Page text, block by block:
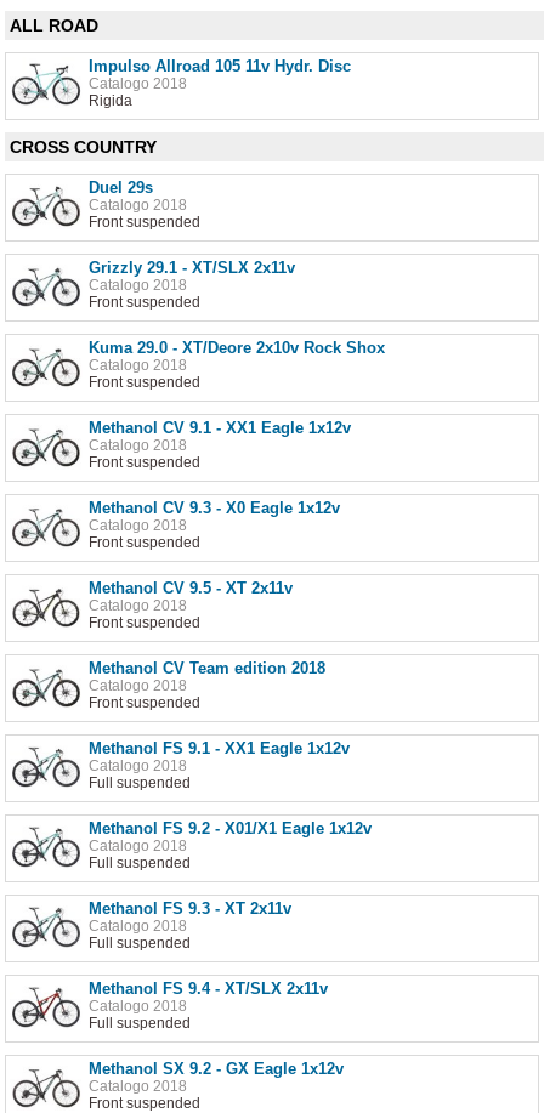
ALL ROAD
Impulso Allroad 105 11v Hydr. Disc
Catalogo 2018
Rigida
CROSS COUNTRY
Duel 29s
Catalogo 2018
Front suspended
Grizzly 29.1 - XT/SLX 2x11v
Catalogo 2018
Front suspended
Kuma 29.0 - XT/Deore 2x10v Rock Shox
Catalogo 2018
Front suspended
Methanol CV 9.1 - XX1 Eagle 1x12v
Catalogo 2018
Front suspended
Methanol CV 9.3 - X0 Eagle 1x12v
Catalogo 2018
Front suspended
Methanol CV 9.5 - XT 2x11v
Catalogo 2018
Front suspended
Methanol CV Team edition 2018
Catalogo 2018
Front suspended
Methanol FS 9.1 - XX1 Eagle 1x12v
Catalogo 2018
Full suspended
Methanol FS 9.2 - X01/X1 Eagle 1x12v
Catalogo 2018
Full suspended
Methanol FS 9.3 - XT 2x11v
Catalogo 2018
Full suspended
Methanol FS 9.4 - XT/SLX 2x11v
Catalogo 2018
Full suspended
Methanol SX 9.2 - GX Eagle 1x12v
Catalogo 2018
Front suspended